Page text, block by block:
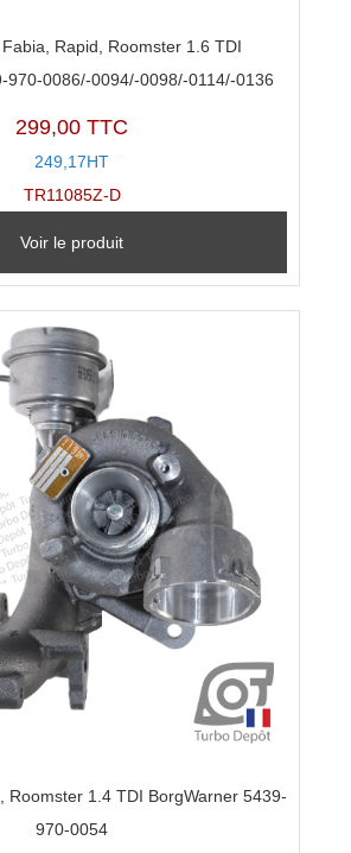
Rapid, Roomster 1.6 TDI
970-0086/-0094/-0098/-0114/-0136
299,00 TTC
249,17HT
TR11085Z-D
Voir le produit
Roomster 1.4 TDI BorgWarner 5439-
970-0054